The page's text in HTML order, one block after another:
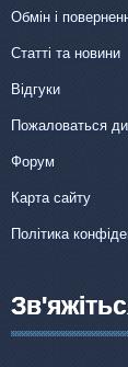
Обмін і
Статті та новини
Відгуки
Пожаловаться
Форум
Карта сайту
Політика